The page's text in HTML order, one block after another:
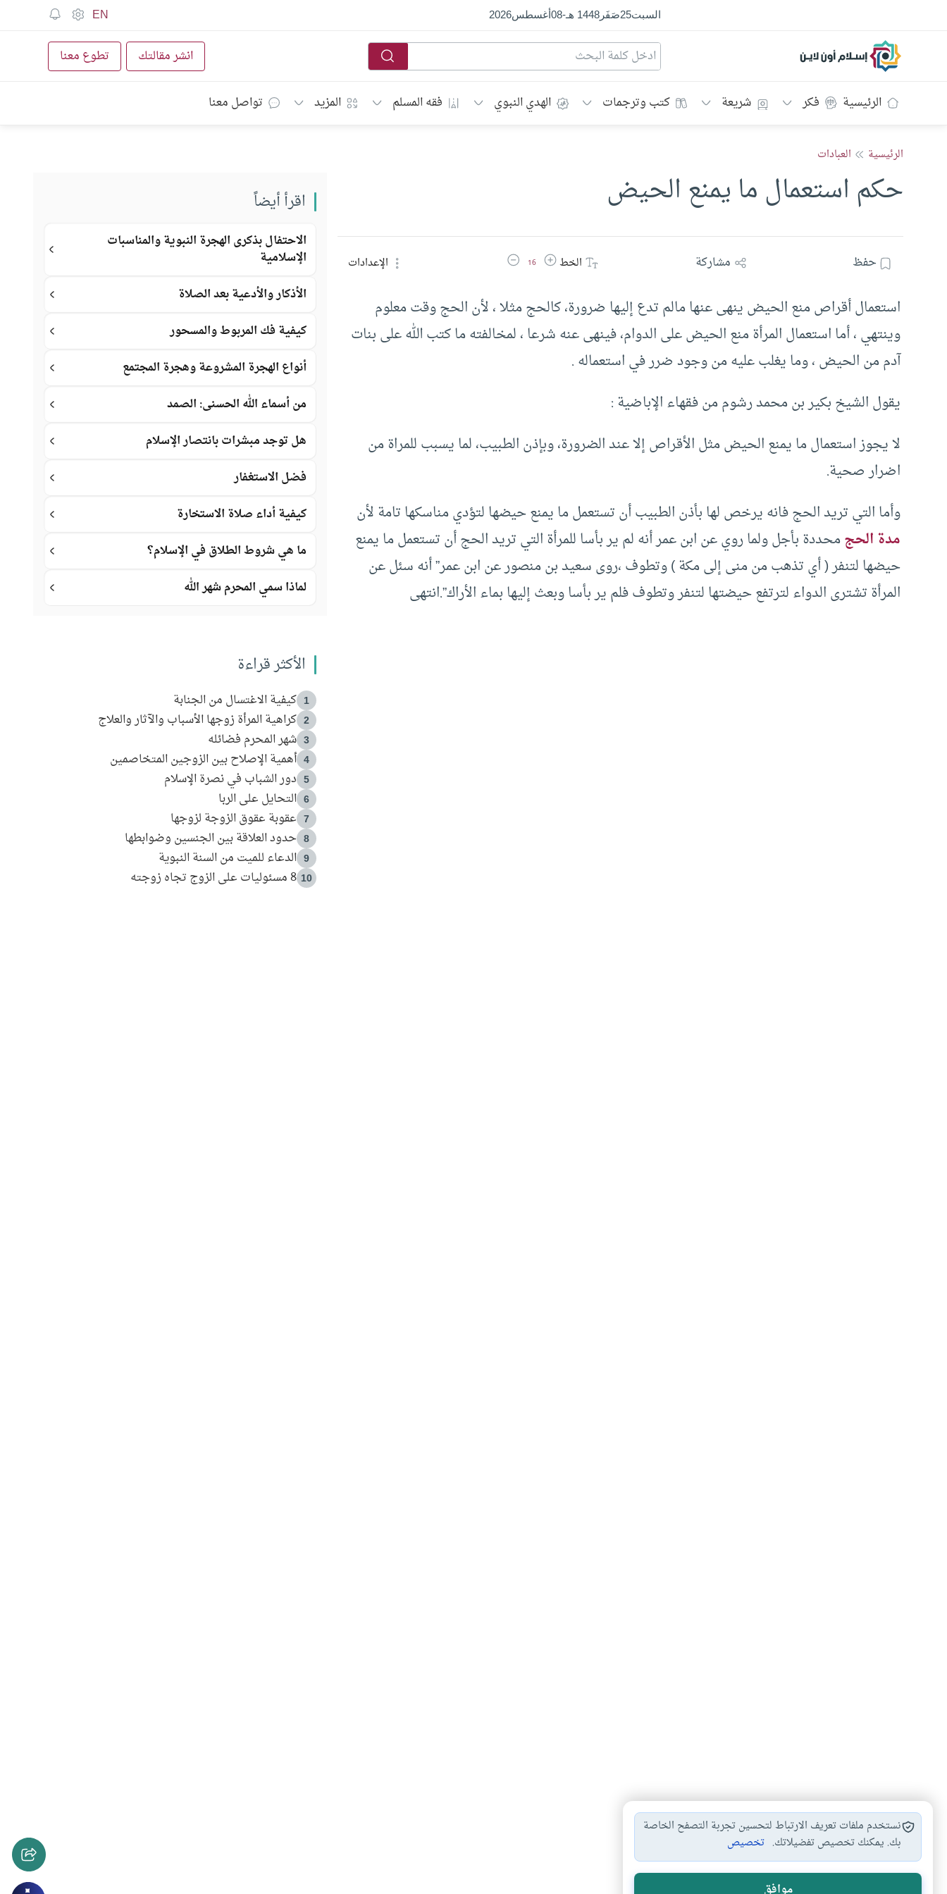
السبت25صَفَر1448 هـ -
08أغسطس2026
EN
إسلام أون لاين انشر مقالتك تطوع معنا
الرئيسية فكر شريعة كتب وترجمات الهدي النبوي فقه المسلم المزيد تواصل معنا
الرئيسية العبادات
حكم استعمال ما يمنع الحيض
حفظ مشاركة الخطزيادة حجم الخط
16 تقليل حجم الخط الإعدادات
استعمال أقراص منع الحيض ينهى عنها مالم تدع إليها ضرورة، كالحج مثلا ، لأن الحج وقت معلوم
وينتهي ، أما استعمال المرأة منع الحيض على الدوام، فينهى عنه شرعا ، لمخالفته ما كتب الله على بنات
آدم من الحيض ، وما يغلب عليه من وجود ضرر في استعماله .
يقول الشيخ بكير بن محمد رشوم من فقهاء الإباضية :
لا يجوز استعمال ما يمنع الحيض مثل الأقراص إلا عند الضرورة، وبإذن الطبيب، لما يسبب للمراة من
اضرار صحية.
وأما التي تريد الحج فانه يرخص لها بأذن الطبيب أن تستعمل ما يمنع حيضها لتؤدي مناسكها تامة لأن
مدة الحجمحددة بأجل ولما روي عن ابن عمر أنه لم ير بأسا للمرأة التي تريد الحج أن تستعمل ما يمنع
حيضها لتنفر ( أي تذهب من منى إلى مكة ) وتطوف ،روى سعيد بن منصور عن ابن عمر” أنه سئل عن
المرأة تشترى الدواء لترتفع حيضتها لتنفر وتطوف فلم ير بأسا وبعث إليها بماء الأراك”.انتهى
أضرار صحية
اقرأ أيضاً
الاحتفال بذكرى الهجرة النبوية والمناسبات
الإسلامية
الأذكار والأدعية بعد الصلاة
كيفية فك المربوط والمسحور
أنواع الهجرة المشروعة وهجرة المجتمع
من أسماء الله الحسنى: الصمد
هل توجد مبشرات بانتصار الإسلام
فضل الاستغفار
كيفية أداء صلاة الاستخارة
ما هي شروط الطلاق في الإسلام؟
لماذا سمي المحرم شهر الله
الأكثر قراءة
1 كيفية الاغتسال من الجنابة
2 كراهية المرأة زوجها الأسباب والآثار والعلاج
3 شهر المحرم فضائله
4 أهمية الإصلاح بين الزوجين المتخاصمين
5 دور الشباب في نصرة الإسلام
6 التحايل على الربا
7 عقوبة عقوق الزوجة لزوجها
8 حدود العلاقة بين الجنسين وضوابطها
9 الدعاء للميت من السنة النبوية
10 8 مسئوليات على الزوج تجاه زوجته
نستخدم ملفات تعريف الارتباط لتحسين تجربة التصفح الخاصة
بك. يمكنك تخصيص تفضيلاتك. تخصيص